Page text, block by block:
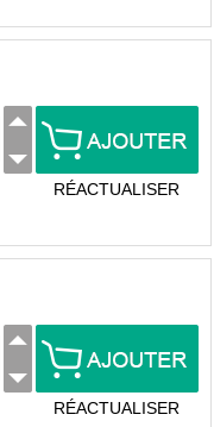
RÉACTUALISER
RÉACTUALISER